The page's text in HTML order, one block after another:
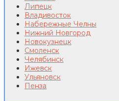
Липецк
Владивосток
Набережные Челны
Нижний Новгород
Новокузнецк
Смоленск
Челябинск
Ижевск
Ульяновск
Пенза